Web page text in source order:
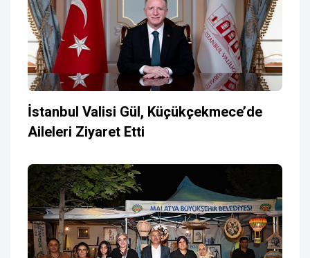
İstanbul Valisi Gül, Küçükçekmece’de
Aileleri Ziyaret Etti